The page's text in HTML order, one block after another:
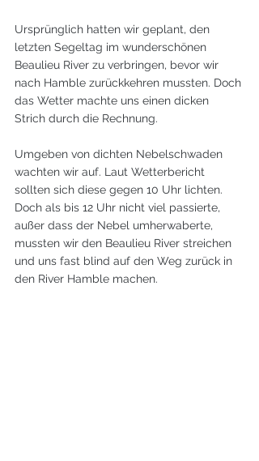
Ursprünglich hatten wir geplant, den
letzten Segeltag im wunderschönen
Beaulieu River zu verbringen, bevor wir
nach Hamble zurückkehren mussten. Doch
das Wetter machte uns einen dicken
Strich durch die Rechnung.
Umgeben von dichten Nebelschwaden
wachten wir auf. Laut Wetterbericht
sollten sich diese gegen 10 Uhr lichten.
Doch als bis 12 Uhr nicht viel passierte,
außer dass der Nebel umherwaberte,
mussten wir den Beaulieu River streichen
und uns fast blind auf den Weg zurück in
den River Hamble machen.